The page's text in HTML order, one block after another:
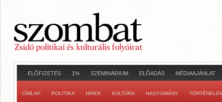
ELŐFIZETÉS 1% SZEMINÁRIUM ELŐADÁS MÉDIAAJÁNLAT
CÍMLAP POLITIKA HÍREK KULTÚRA HAGYOMÁNY